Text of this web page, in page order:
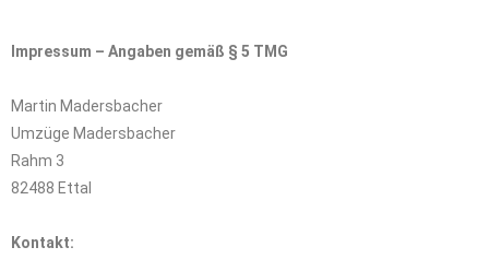
Impressum – Angaben gemäß § 5 TMG
Martin Madersbacher
Umzüge Madersbacher
Rahm 3
82488 Ettal
Kontakt: